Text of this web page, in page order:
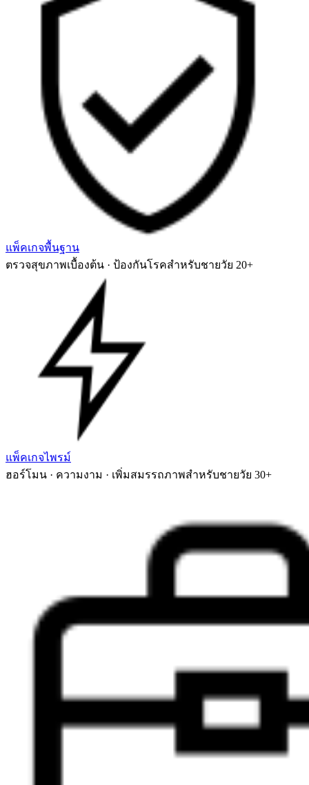
แพ็คเกจพื้นฐาน
ตรวจสุขภาพเบื้องต้น · ป้องกันโรคสำหรับชายวัย 20+
แพ็คเกจไพรม์
ฮอร์โมน · ความงาม · เพิ่มสมรรถภาพสำหรับชายวัย 30+